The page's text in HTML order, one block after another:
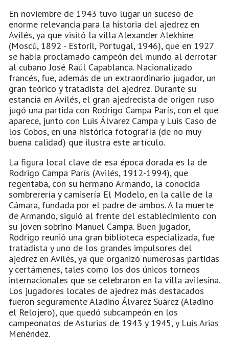
En noviembre de 1943 tuvo lugar un suceso de
enorme relevancia para la historia del ajedrez en
Avilés, ya que visitó la villa Alexander Alekhine
(Moscú, 1892 - Estoril, Portugal, 1946), que en 1927
se había proclamado campeón del mundo al derrotar
al cubano José Raúl Capablanca. Nacionalizado
francés, fue, además de un extraordinario jugador, un
gran teórico y tratadista del ajedrez. Durante su
estancia en Avilés, el gran ajedrecista de origen ruso
jugó una partida con Rodrigo Campa París, con el que
aparece, junto con Luis Álvarez Campa y Luis Caso de
los Cobos, en una histórica fotografía (de no muy
buena calidad) que ilustra este artículo.
La figura local clave de esa época dorada es la de
Rodrigo Campa París (Avilés, 1912-1994), que
regentaba, con su hermano Armando, la conocida
sombrerería y camisería El Modelo, en la calle de la
Cámara, fundada por el padre de ambos. A la muerte
de Armando, siguió al frente del establecimiento con
su joven sobrino Manuel Campa. Buen jugador,
Rodrigo reunió una gran biblioteca especializada, fue
tratadista y uno de los grandes impulsores del
ajedrez en Avilés, ya que organizó numerosas partidas
y certámenes, tales como los dos únicos torneos
internacionales que se celebraron en la villa avilesina.
Los jugadores locales de ajedrez más destacados
fueron seguramente Aladino Álvarez Suárez (Aladino
el Relojero), que quedó subcampeón en los
campeonatos de Asturias de 1943 y 1945, y Luis Arias
Menéndez.